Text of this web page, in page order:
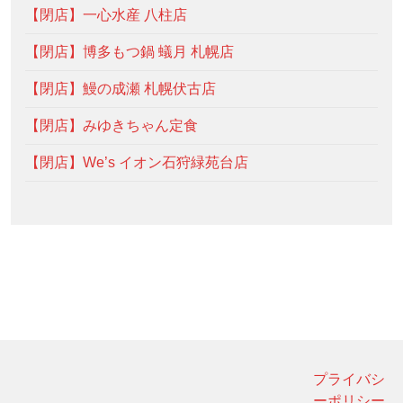
【閉店】一心水産 八柱店
【閉店】博多もつ鍋 蟻月 札幌店
【閉店】鰻の成瀬 札幌伏古店
【閉店】みゆきちゃん定食
【閉店】We’s イオン石狩緑苑台店
プライバシ